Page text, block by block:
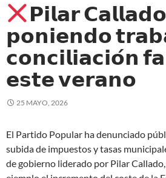
𝗣𝗶𝗹𝗮𝗿
𝗽𝗼𝗻𝗶𝗲𝗻𝗱𝗼
𝗰𝗼𝗻𝗰𝗶𝗹𝗶𝗮𝗰𝗶𝗼́𝗻
𝗲𝘀𝘁𝗲 𝘃𝗲𝗿𝗮𝗻𝗼
25 MAYO, 2026
El Partido Popular ha denunciado
subida de impuestos y tasas
de gobierno liderado por Pilar